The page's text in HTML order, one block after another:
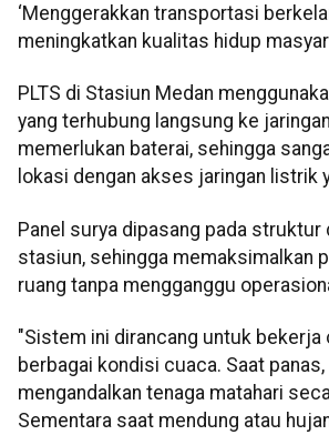
‘Menggerakkan transportasi
meningkatkan kualitas hidup
PLTS di Stasiun Medan
yang terhubung langsung ke
memerlukan baterai, sehingga
lokasi dengan akses jaringan listrik
Panel surya dipasang pada struktur
stasiun, sehingga memaksimalkan
ruang tanpa mengganggu
"Sistem ini dirancang untuk bekerja
berbagai kondisi cuaca. Saat
mengandalkan tenaga matahari
Sementara saat mendung atau